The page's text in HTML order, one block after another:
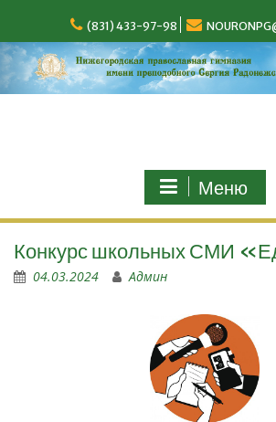
(831) 433-97-98
Меню
Конкурс школьных СМИ
04.03.2024 Админ